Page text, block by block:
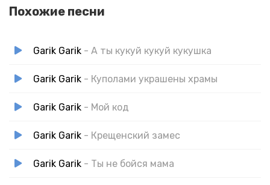
Похожие песни
Garik Garik - А ты кукуй кукуй кукушка
Garik Garik - Куполами украшены храмы
Garik Garik - Мой код
Garik Garik - Крещенский замес
Garik Garik - Ты не бойся мама